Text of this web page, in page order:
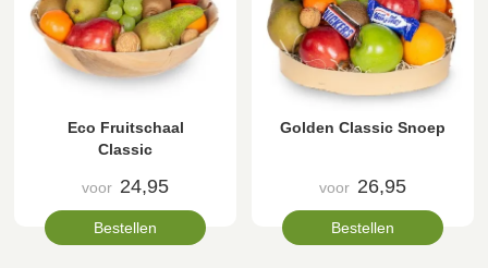
Eco Fruitschaal
Classic
voor 24,95
Bestellen
Golden Classic Snoep
voor 26,95
Bestellen